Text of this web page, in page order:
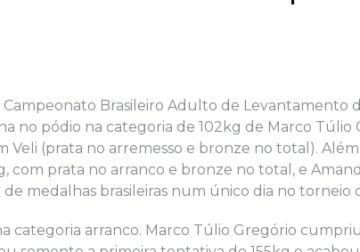
Brasileiro Adulto de Levantamento
no pódio na categoria de 102kg de Marco Túlio
(prata no arremesso e bronze no total).
com prata no arranco e bronze no total, e
medalhas brasileiras num único dia no torneio
categoria arranco. Marco Túlio Gregório